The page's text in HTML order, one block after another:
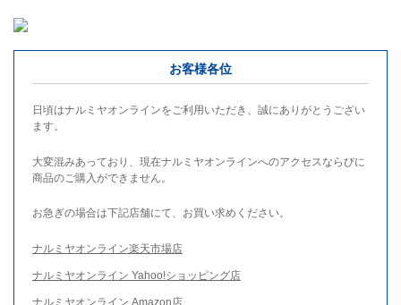
お客様各位
日頃はナルミヤオンラインをご利用いただき、誠にありがとうござい
ます。
大変混みあっており、現在ナルミヤオンラインへのアクセスならびに
商品のご購入ができません。
お急ぎの場合は下記店舗にて、お買い求めください。
ナルミヤオンライン楽天市場店
ナルミヤオンライン Yahoo!ショッピング店
ナルミヤオンライン Amazon店